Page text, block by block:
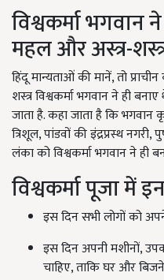
विश्वकर्मा
महल और अस्त्र-
हिंदू मान्यताओं की मानें, तो
शस्त्र विश्वकर्मा भगवान ने ही
जाता है. कहा जाता है कि भगवान
त्रिशूल, पांडवों की इंद्रप्रस्थ
लंका को विश्वकर्मा भगवान ने ही
विश्वकर्मा पूजा में
इस दिन सभी लोगों को
इस दिन अपनी मशीनों,
चाहिए, ताकि घर और